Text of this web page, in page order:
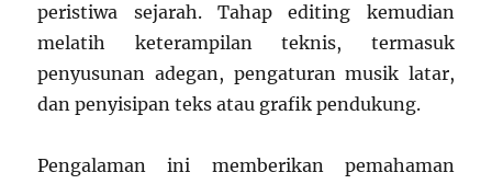
peristiwa sejarah. Tahap editing kemudian
melatih keterampilan teknis, termasuk
penyusunan adegan, pengaturan musik latar,
dan penyisipan teks atau grafik pendukung.
Pengalaman ini memberikan pemahaman